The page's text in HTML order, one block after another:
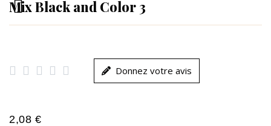
Mix Black and Color 3
     Donnez votre avis
2,08 €